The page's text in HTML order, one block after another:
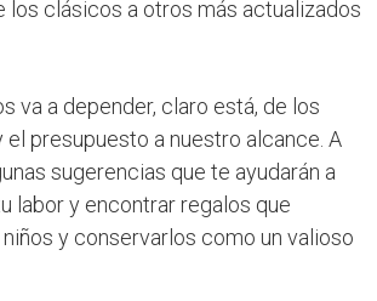
los clásicos a otros más actualizados
va a depender, claro está, de los
el presupuesto a nuestro alcance. A
sugerencias que te ayudarán a
labor y encontrar regalos que
y conservarlos como un valioso